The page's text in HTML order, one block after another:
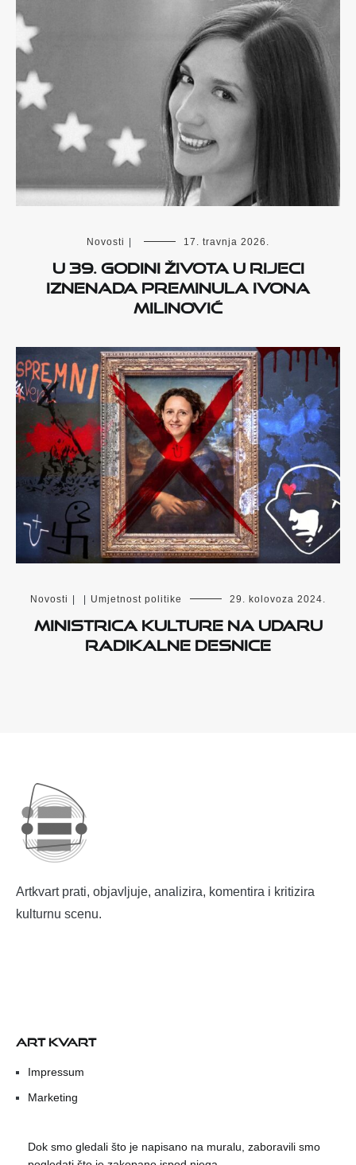
Novosti | 17. travnja 2026.
U 39. godini života u Rijeci
iznenada preminula Ivona
Milinović
Novosti | | Umjetnost politike 29. kolovoza 2024.
Ministrica kulture na udaru
radikalne desnice
Artkvart prati, objavljuje, analizira, komentira i kritizira
kulturnu scenu.
ART KVART
Impressum
Marketing
Dok smo gledali što je napisano na muralu, zaboravili smo